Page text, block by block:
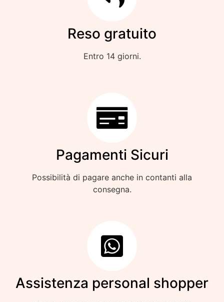
Reso gratuito
Entro 14 giorni.
Pagamenti Sicuri
Possibilità di pagare anche in contanti alla
consegna.
Assistenza personal shopper